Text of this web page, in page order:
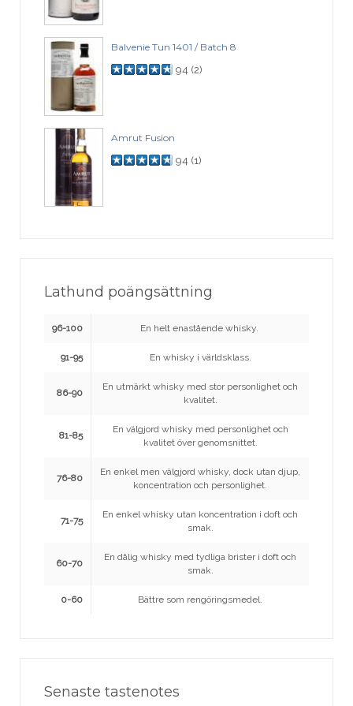
Balvenie Tun 1401 / Batch 8
94 (2)
Amrut Fusion
94 (1)
Lathund poängsättning
96-100 En helt enastående whisky.
91-95 En whisky i världsklass.
86-90
En utmärkt whisky med stor personlighet och
kvalitet.
81-85
En välgjord whisky med personlighet och
kvalitet över genomsnittet.
76-80
En enkel men välgjord whisky, dock utan djup,
koncentration och personlighet.
71-75
En enkel whisky utan koncentration i doft och
smak.
60-70
En dålig whisky med tydliga brister i doft och
smak.
0-60 Bättre som rengöringsmedel.
Senaste tastenotes